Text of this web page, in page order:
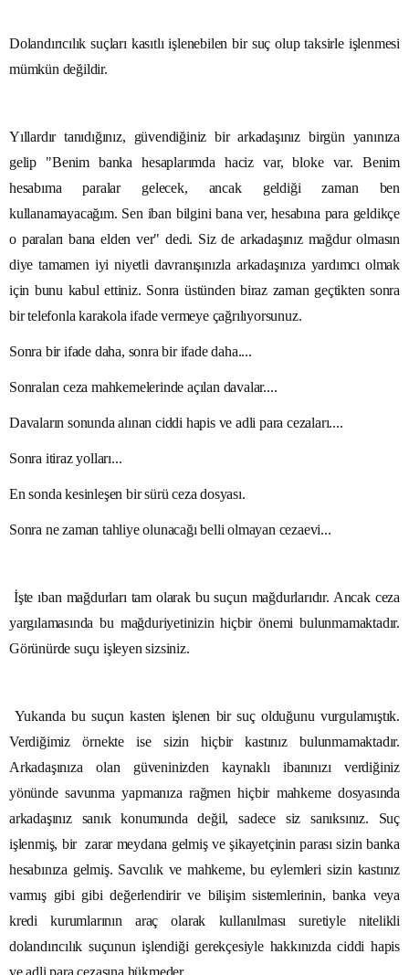
Dolandırıcılık suçları kasıtlı işlenebilen bir suç olup taksirle işlenmesi
mümkün değildir.
Yıllardır tanıdığınız, güvendiğiniz bir arkadaşınız birgün yanınıza
gelip "Benim banka hesaplarımda haciz var, bloke var. Benim
hesabıma paralar gelecek, ancak geldiği zaman ben
kullanamayacağım. Sen iban bilgini bana ver, hesabına para geldikçe
o paraları bana elden ver" dedi. Siz de arkadaşınız mağdur olmasın
diye tamamen iyi niyetli davranışınızla arkadaşınıza yardımcı olmak
için bunu kabul ettiniz. Sonra üstünden biraz zaman geçtikten sonra
bir telefonla karakola ifade vermeye çağrılıyorsunuz.
Sonra bir ifade daha, sonra bir ifade daha....
Sonraları ceza mahkemelerinde açılan davalar....
Davaların sonunda alınan ciddi hapis ve adli para cezaları....
Sonra itiraz yolları...
En sonda kesinleşen bir sürü ceza dosyası.
Sonra ne zaman tahliye olunacağı belli olmayan cezaevi...
İşte ıban mağdurları tam olarak bu suçun mağdurlarıdır. Ancak ceza
yargılamasında bu mağduriyetinizin hiçbir önemi bulunmamaktadır.
Görünürde suçu işleyen sizsiniz.
Yukarıda bu suçun kasten işlenen bir suç olduğunu vurgulamıştık.
Verdiğimiz örnekte ise sizin hiçbir kastınız bulunmamaktadır.
Arkadaşınıza olan güveninizden kaynaklı ibanınızı verdiğiniz
yönünde savunma yapmanıza rağmen hiçbir mahkeme dosyasında
arkadaşınız sanık konumunda değil, sadece siz sanıksınız. Suç
işlenmiş, bir zarar meydana gelmiş ve şikayetçinin parası sizin banka
hesabınıza gelmiş. Savcılık ve mahkeme, bu eylemleri sizin kastınız
varmış gibi gibi değerlendirir ve bilişim sistemlerinin, banka veya
kredi kurumlarının araç olarak kullanılması suretiyle nitelikli
dolandırıcılık suçunun işlendiği gerekçesiyle hakkınızda ciddi hapis
ve adli para cezasına hükmeder.